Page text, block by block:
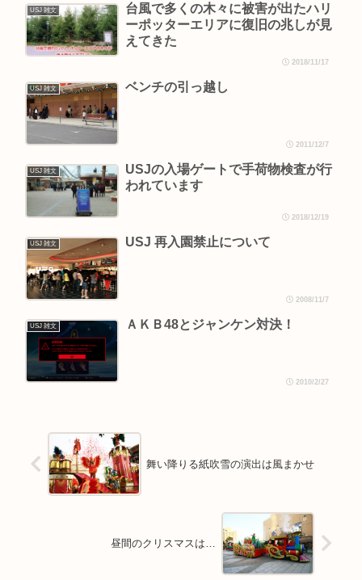
USJ 雑文
台風で多くの木々に被害が出たハリ
ーポッターエリアに復旧の兆しが見
えてきた
2018/11/17
USJ 雑文 ベンチの引っ越し
2011/12/7
USJ 雑文
USJの入場ゲートで手荷物検査が行
われています
2018/12/19
USJ 雑文 USJ 再入園禁止について
2008/11/7
USJ 雑文 ＡＫＢ48とジャンケン対決！
2010/2/27
舞い降りる紙吹雪の演出は風まかせ
昼間のクリスマスは…